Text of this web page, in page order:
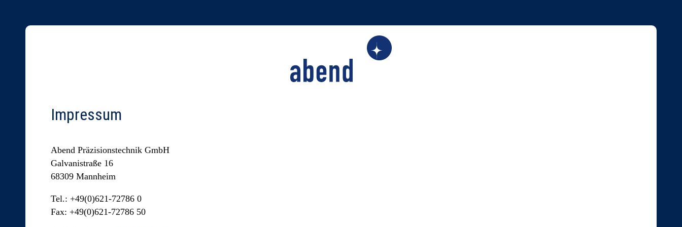
Impressum
Abend Präzisionstechnik GmbH
Galvanistraße 16
68309 Mannheim
Tel.: +49(0)621-72786 0
Fax: +49(0)621-72786 50